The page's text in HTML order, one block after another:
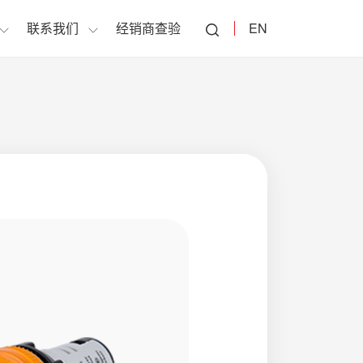
联系我们 经销商查验 EN